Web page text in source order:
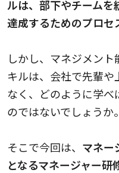
ルは、部下やチームを
達成するためのプロセ
しかし、マネジメン
キルは、会社で先輩
なく、どのように学
のではないでしょうか。
そこで今回は、 マネー
となるマネージャー研